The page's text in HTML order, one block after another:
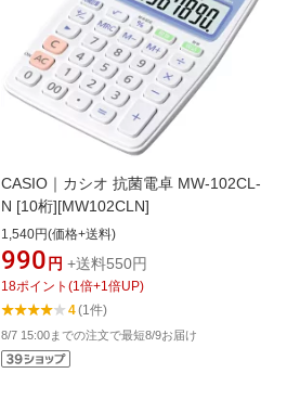
CASIO｜カシオ 抗菌電卓 MW-102CL-
N [10桁][MW102CLN]
1,540円(価格+送料)
990 円 +送料550円
18ポイント (1倍+1倍UP)
4(1件)
8/7 15:00までの注文で最短8/9お届け